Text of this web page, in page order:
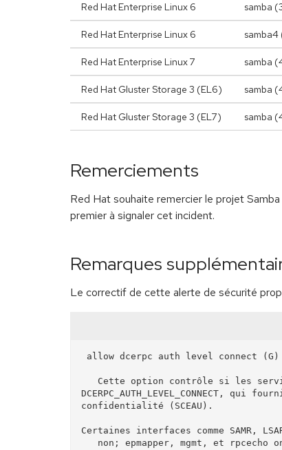
Red Hat Enterprise Linux 6 samba
Red Hat Enterprise Linux 6 samba4
Red Hat Enterprise Linux 7 samba
Red Hat Gluster Storage 3 (EL6) samba
Red Hat Gluster Storage 3 (EL7) samba
Remerciements
Red Hat souhaite remercier le projet
premier à signaler cet incident.
Remarques
Le correctif de cette alerte de sécurité
confidentialité (SCEAU).
Certaines interfaces comme SAMR,